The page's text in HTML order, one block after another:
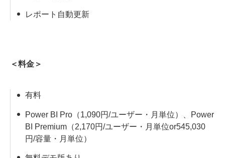
レポート自動更新
＜料金＞
有料
Power BI Pro（1,090円/ユーザー・月単位）、Power
BI Premium（2,170円/ユーザー・月単位or545,030
円/容量・月単位）